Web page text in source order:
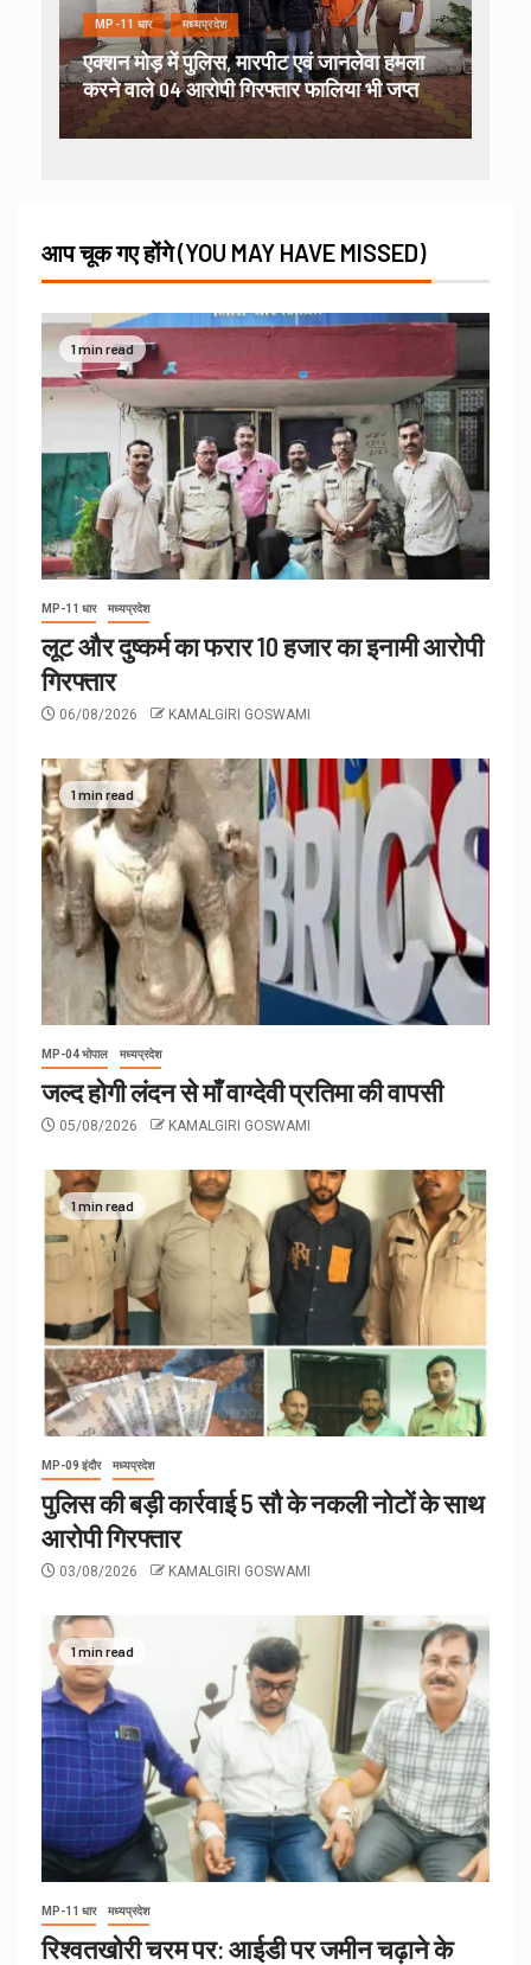
MP-11 धार मध्यप्रदेश
एक्शन मोड़ में पुलिस, मारपीट एवं जानलेवा हमला
करने वाले 04 आरोपी गिरफ्तार फालिया भी जप्त
आप चूक गए होंगे (YOU MAY HAVE MISSED)
1 min read
MP-11 धार मध्यप्रदेश
लूट और दुष्कर्म का फरार 10 हजार का इनामी आरोपी
गिरफ्तार
06/08/2026 KAMALGIRI GOSWAMI
1 min read
MP-04 भोपाल मध्यप्रदेश
जल्द होगी लंदन से माँ वाग्देवी प्रतिमा की वापसी
05/08/2026 KAMALGIRI GOSWAMI
1 min read
MP-09 इंदौर मध्यप्रदेश
पुलिस की बड़ी कार्रवाई 5 सौ के नकली नोटों के साथ
आरोपी गिरफ्तार
03/08/2026 KAMALGIRI GOSWAMI
1 min read
MP-11 धार मध्यप्रदेश
रिश्वतखोरी चरम पर: आईडी पर जमीन चढ़ाने के